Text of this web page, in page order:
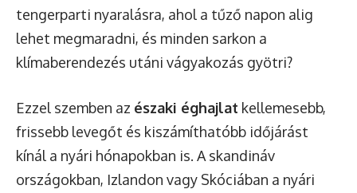
tengerparti nyaralásra, ahol a tűző napon alig
lehet megmaradni, és minden sarkon a
klímaberendezés utáni vágyakozás gyötri?
Ezzel szemben az északi éghajlat kellemesebb,
frissebb levegőt és kiszámíthatóbb időjárást
kínál a nyári hónapokban is. A skandináv
országokban, Izlandon vagy Skóciában a nyári